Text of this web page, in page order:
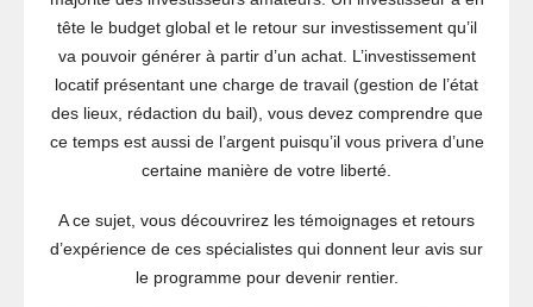
tête le budget global et le retour sur investissement qu’il
va pouvoir générer à partir d’un achat. L’investissement
locatif présentant une charge de travail (gestion de l’état
des lieux, rédaction du bail), vous devez comprendre que
ce temps est aussi de l’argent puisqu’il vous privera d’une
certaine manière de votre liberté.
A ce sujet, vous découvrirez les témoignages et retours
d’expérience de ces spécialistes qui donnent leur avis sur
le programme pour devenir rentier.